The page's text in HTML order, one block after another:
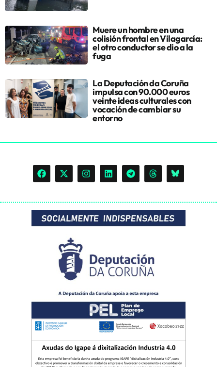
Muere un hombre en una
colisión frontal en Vilagarcía:
el otro conductor se dio a la
fuga
La Deputación da Coruña
impulsa con 90.000 euros
veinte ideas culturales con
vocación de cambiar su
entorno